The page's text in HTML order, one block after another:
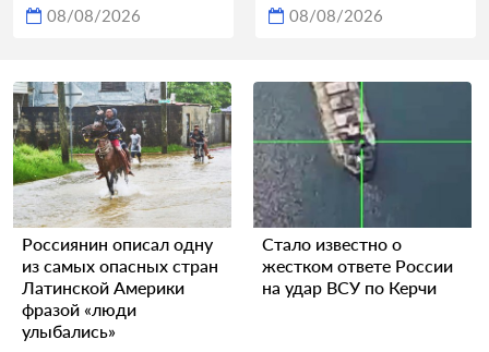
08/08/2026 08/08/2026
Россиянин описал одну
из самых опасных стран
Латинской Америки
фразой «люди
улыбались»
Стало известно о
жестком ответе России
на удар ВСУ по Керчи